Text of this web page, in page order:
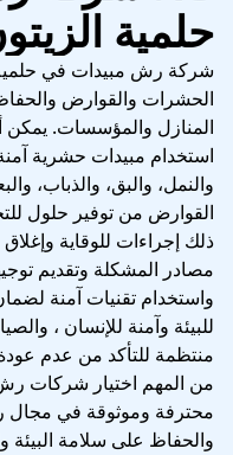
حلمية
شركة رش مبيدات في حلمية
الحشرات والقوارض
المنازل والمؤسسات.
استخدام مبيدات حشرية
والنمل، والبق، والذباب،
القوارض من توفير حلول
ذلك إجراءات للوقاية وإغلاق
مصادر المشكلة وتقديم
واستخدام تقنيات آمنة
للبيئة وآمنة للإنسان ،
منتظمة للتأكد من عدم
من المهم اختيار شركات
محترفة وموثوقة في مجال
والحفاظ على سلامة البيئة